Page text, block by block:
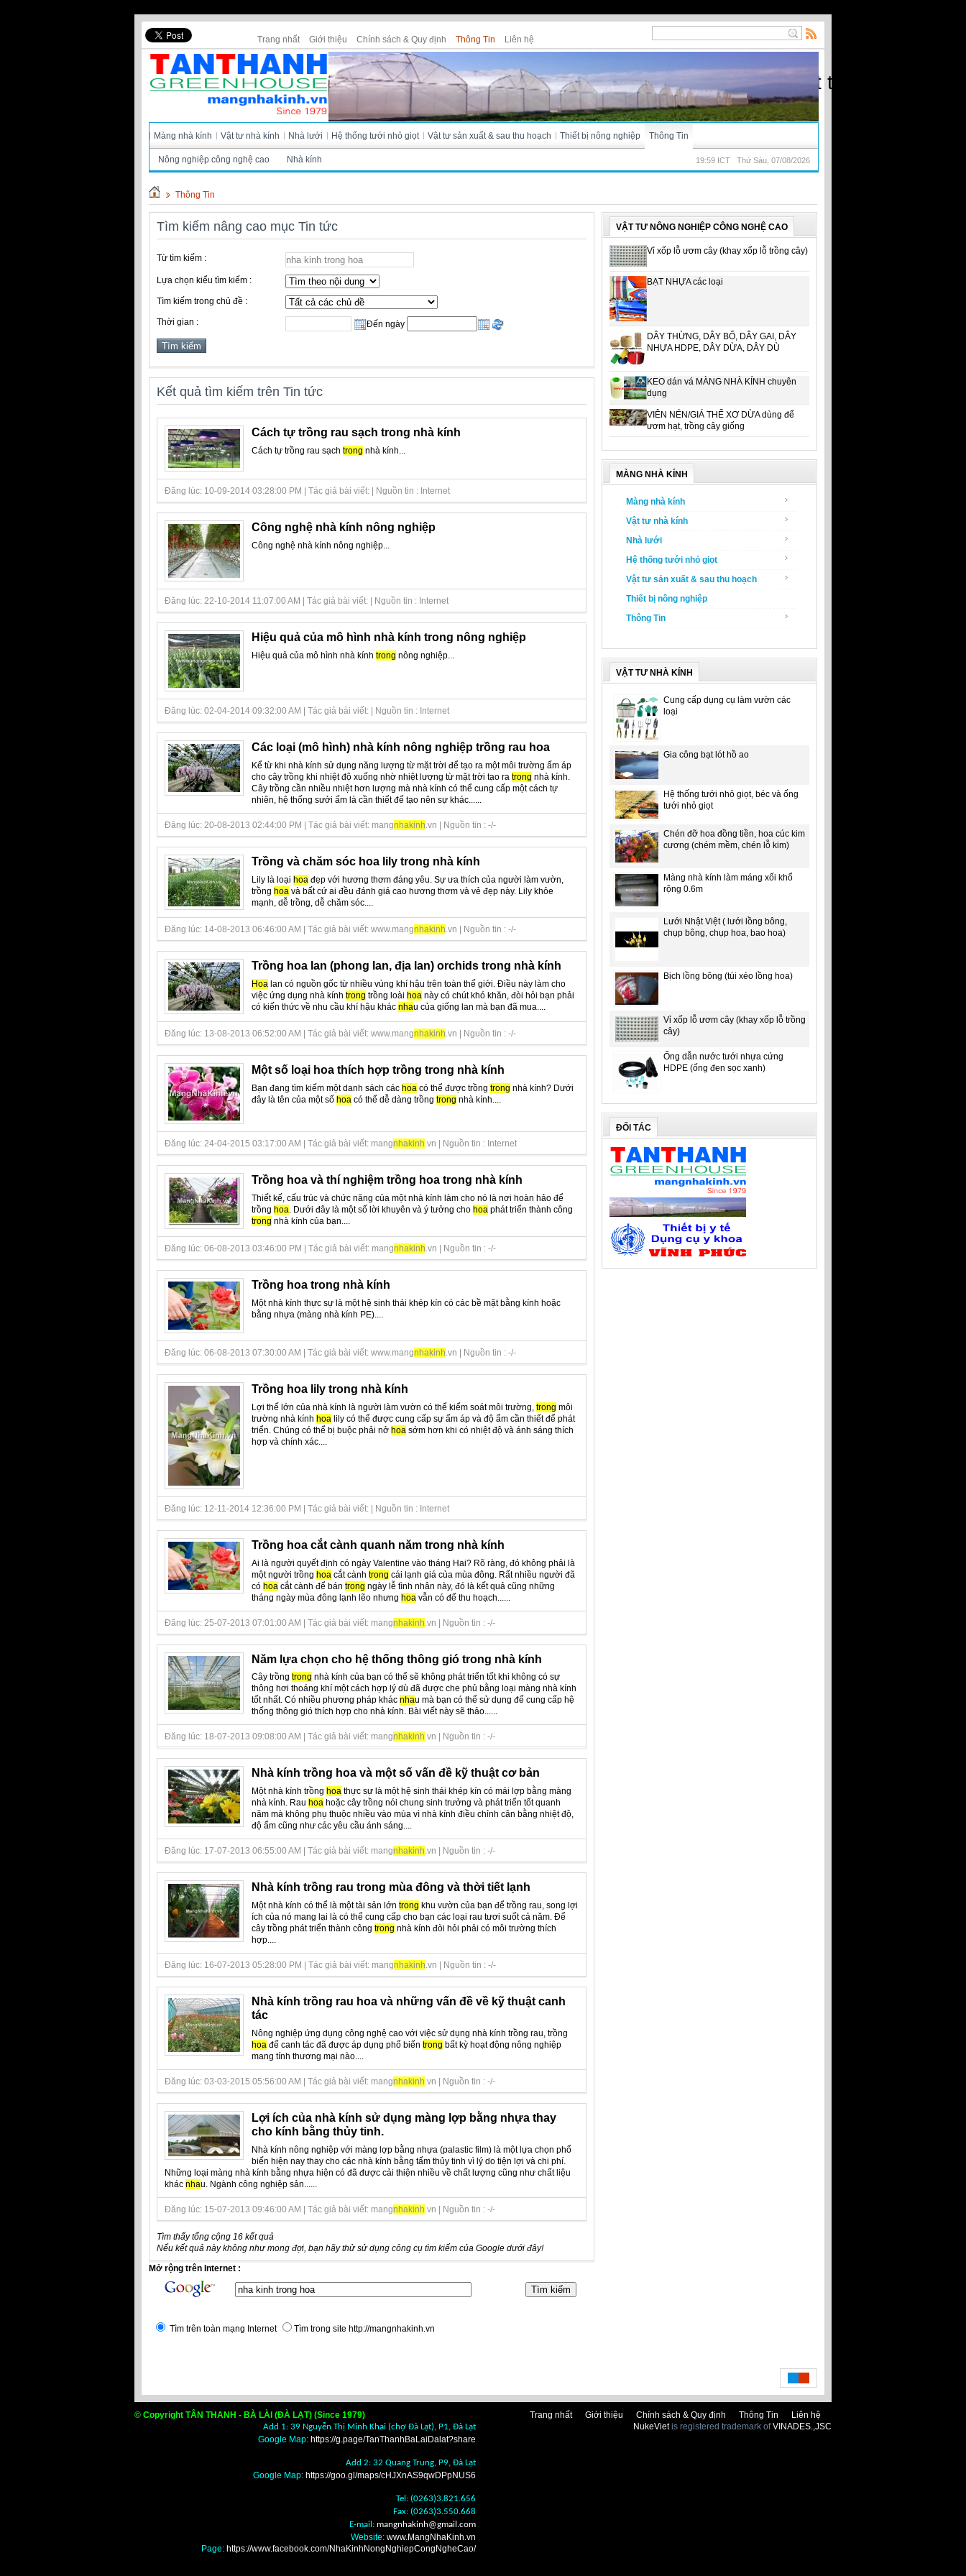
Trang nhất Giới thiệu Chính sách & Quy định Thông Tin Liên hệ
Cửa hàng Tân Thanh - Bà Lài (Đà Lạt) - Nhà kính, vật tư nông nghiệp
Màng nhà kính Vật tư nhà kính Nhà lưới Hệ thống tưới nhỏ giọt Vật tư sản xuất & sau thu hoạch Thiết bị nông nghiệp Thông Tin
Nông nghiệp công nghệ cao Nhà kính 19:59 ICT Thứ Sáu, 07/08/2026
Thông Tin
Tìm kiếm nâng cao mục Tin tức
Từ tìm kiếm :
Lựa chọn kiểu tìm kiếm :
Tìm kiếm trong chủ đề :
Thời gian : Đến ngày
Kết quả tìm kiếm trên Tin tức
Cách tự trồng rau sạch trong nhà kính
Cách tự trồng rau sạch trong nhà kính...
Đăng lúc: 10-09-2014 03:28:00 PM | Tác giả bài viết: | Nguồn tin : Internet
Công nghệ nhà kính nông nghiệp
Công nghệ nhà kính nông nghiệp...
Đăng lúc: 22-10-2014 11:07:00 AM | Tác giả bài viết: | Nguồn tin : Internet
Hiệu quả của mô hình nhà kính trong nông nghiệp
Hiệu quả của mô hình nhà kính trong nông nghiệp...
Đăng lúc: 02-04-2014 09:32:00 AM | Tác giả bài viết: | Nguồn tin : Internet
Các loại (mô hình) nhà kính nông nghiệp trồng rau hoa
Kể từ khi nhà kính sử dụng năng lượng từ mặt trời để tạo ra một môi trường ấm áp
cho cây trồng khi nhiệt độ xuống nhờ nhiệt lượng từ mặt trời tạo ra trong nhà kính.
Cây trồng cần nhiều nhiệt hơn lượng mà nhà kính có thể cung cấp một cách tự
nhiên, hệ thống sưởi ấm là cần thiết để tạo nên sự khác......
Đăng lúc: 20-08-2013 02:44:00 PM | Tác giả bài viết: mangnhakinh .vn | Nguồn tin : -/-
Trồng và chăm sóc hoa lily trong nhà kính
Lily là loại hoa đẹp với hương thơm đáng yêu. Sự ưa thích của người làm vườn,
trồng hoa và bất cứ ai đều đánh giá cao hương thơm và vẻ đẹp này. Lily khỏe
mạnh, dễ trồng, dễ chăm sóc....
Đăng lúc: 14-08-2013 06:46:00 AM | Tác giả bài viết: www.mangnhakinh .vn | Nguồn tin : -/-
Trồng hoa lan (phong lan, địa lan) orchids trong nhà kính
Hoa lan có nguồn gốc từ nhiều vùng khí hậu trên toàn thế giới. Điều này làm cho
việc ứng dụng nhà kính trong trồng loài hoa này có chút khó khăn, đòi hỏi bạn phải
có kiến ​​thức về nhu cầu khí hậu khác nhau của giống lan mà bạn đã mua....
Đăng lúc: 13-08-2013 06:52:00 AM | Tác giả bài viết: www.mangnhakinh .vn | Nguồn tin : -/-
Một số loại hoa thích hợp trồng trong nhà kính
Bạn đang tìm kiếm một danh sách các hoa có thể được trồng trong nhà kính? Dưới
đây là tên của một số hoa có thể dễ dàng trồng trong nhà kính....
Đăng lúc: 24-04-2015 03:17:00 AM | Tác giả bài viết: mangnhakinh .vn | Nguồn tin : Internet
Trồng hoa và thí nghiệm trồng hoa trong nhà kính
Thiết kế, cấu trúc và chức năng của một nhà kính làm cho nó là nơi hoàn hảo để
trồng hoa . Dưới đây là một số lời khuyên và ý tưởng cho hoa phát triển thành công
trong nhà kính của bạn....
Đăng lúc: 06-08-2013 03:46:00 PM | Tác giả bài viết: mangnhakinh .vn | Nguồn tin : -/-
Trồng hoa trong nhà kính
Một nhà kính thực sự là một hệ sinh thái khép kín có các bề mặt bằng kính hoặc
bằng nhựa (màng nhà kính PE)....
Đăng lúc: 06-08-2013 07:30:00 AM | Tác giả bài viết: www.mangnhakinh .vn | Nguồn tin : -/-
Trồng hoa lily trong nhà kính
Lợi thế lớn của nhà kính là người làm vườn có thể kiểm soát môi trường, trong môi
trường nhà kính hoa lily có thể được cung cấp sự ấm áp và độ ẩm cần thiết để phát
triển. Chúng có thể bị buộc phải nở hoa sớm hơn khi có nhiệt độ và ánh sáng thích
hợp và chính xác....
Đăng lúc: 12-11-2014 12:36:00 PM | Tác giả bài viết: | Nguồn tin : Internet
Trồng hoa cắt cành quanh năm trong nhà kính
Ai là người quyết định có ngày Valentine vào tháng Hai? Rõ ràng, đó không phải là
một người trồng hoa cắt cành trong cái lạnh giá của mùa đông. Rất nhiều người đã
có hoa cắt cành để bán trong ngày lễ tình nhân này, đó là kết quả cũng những
tháng ngày mùa đông lạnh lẽo nhưng hoa vẫn có để thu hoạch......
Đăng lúc: 25-07-2013 07:01:00 AM | Tác giả bài viết: mangnhakinh .vn | Nguồn tin : -/-
Năm lựa chọn cho hệ thống thông gió trong nhà kính
Cây trồng trong nhà kính của bạn có thể sẽ không phát triển tốt khi không có sự
thông hơi thoáng khí một cách hợp lý dù đã được che phủ bằng loại màng nhà kính
tốt nhất. Có nhiều phương pháp khác nhau mà bạn có thể sử dụng để cung cấp hệ
thống thông gió thích hợp cho nhà kính. Bài viết này sẽ thảo......
Đăng lúc: 18-07-2013 09:08:00 AM | Tác giả bài viết: mangnhakinh.vn | Nguồn tin : -/-
Nhà kính trồng hoa và một số vấn đề kỹ thuật cơ bản
Một nhà kính trồng hoathực sự là một hệ sinh thái khép kín có mái lợp bằng màng
nhà kính. Rau hoahoặc cây trồng nói chung sinh trưởng và phát triển tốt quanh
năm mà không phụ thuộc nhiều vào mùa vì nhà kính điều chỉnh cân bằng nhiệt độ,
độ ẩm cũng như các yêu cầu ánh sáng....
Đăng lúc: 17-07-2013 06:55:00 AM | Tác giả bài viết: mangnhakinh.vn | Nguồn tin : -/-
Nhà kính trồng rau trong mùa đông và thời tiết lạnh
Một nhà kính có thể là một tài sản lớn trong khu vườn của bạn để trồng rau, song lợi
ích của nó mang lại là có thể cung cấp cho bạn các loại rau tươi suốt cả năm. Để
cây trồng phát triển thành công trong nhà kính đòi hỏi phải có môi trường thích
hợp....
Đăng lúc: 16-07-2013 05:28:00 PM | Tác giả bài viết: mangnhakinh.vn | Nguồn tin : -/-
Nhà kính trồng rau hoa và những vấn đề về kỹ thuật canh
tác
Nông nghiệp ứng dụng công nghệ cao với việc sử dụng nhà kính trồng rau, trồng
hoa để canh tác đã được áp dụng phổ biến trong bất kỳ hoạt động nông nghiệp
mang tính thương mại nào....
Đăng lúc: 03-03-2015 05:56:00 AM | Tác giả bài viết: mangnhakinh .vn | Nguồn tin : -/-
Lợi ích của nhà kính sử dụng màng lợp bằng nhựa thay
cho kính bằng thủy tinh.
Nhà kính nông nghiệp với màng lợp bằng nhựa (palastic film) là một lựa chọn phổ
biến hiện nay thay cho các nhà kính bằng tấm thủy tinh vì lý do tiện lợi và chi phí.
Những loại màng nhà kính bằng nhựa hiện có đã được cải thiện nhiều về chất lượng cũng như chất liệu
khác nhau. Ngành công nghiệp sản......
Đăng lúc: 15-07-2013 09:46:00 AM | Tác giả bài viết: mangnhakinh .vn | Nguồn tin : -/-
Tìm thấy tổng cộng 16 kết quả
Nếu kết quả này không như mong đợi, bạn hãy thử sử dụng công cụ tìm kiếm của Google dưới đây!
Mở rộng trên Internet :
Tìm trên toàn mạng Internet Tìm trong site http://mangnhakinh.vn
VẬT TƯ NÔNG NGHIỆP CÔNG NGHỆ CAO
Vỉ xốp lỗ ươm cây (khay xốp lỗ trồng cây)
BẠT NHỰA các loại
DÂY THỪNG, DÂY BỐ, DÂY GAI, DÂY
NHỰA HDPE, DÂY DỪA, DÂY DÙ
KEO dán vá MÀNG NHÀ KÍNH chuyên
dụng
VIÊN NÉN/GIÁ THỂ XƠ DỪA dùng để
ươm hạt, trồng cây giống
MÀNG NHÀ KÍNH
Màng nhà kính
Vật tư nhà kính
Nhà lưới
Hệ thống tưới nhỏ giọt
Vật tư sản xuất & sau thu hoạch
Thiết bị nông nghiệp
Thông Tin
VẬT TƯ NHÀ KÍNH
Cung cấp dụng cụ làm vườn các
loại
Gia công bạt lót hồ ao
Hệ thống tưới nhỏ giọt, béc và ống
tưới nhỏ giọt
Chén đỡ hoa đồng tiền, hoa cúc kim
cương (chém mềm, chén lỗ kim)
Màng nhà kính làm máng xối khổ
rộng 0.6m
Lưới Nhật Việt ( lưới lồng bông,
chụp bông, chụp hoa, bao hoa)
Bịch lồng bông (túi xéo lồng hoa)
Vỉ xốp lỗ ươm cây (khay xốp lỗ trồng
cây)
Ống dẫn nước tưới nhựa cứng
HDPE (ống đen sọc xanh)
ĐỐI TÁC
© Copyright TÂN THANH - BÀ LÀI (ĐÀ LẠT) (Since 1979)
Add 1: 39 Nguyễn Thị Minh Khai (chợ Đà Lạt), P1, Đà Lạt
Google Map: https://g.page/TanThanhBaLaiDalat?share
Add 2: 32 Quang Trung, P9, Đà Lạt
Google Map: https://goo.gl/maps/cHJXnAS9qwDPpNUS6
Tel: (0263)3.821.656
Fax: (0263)3.550.668
E-mail: mangnhakinh@gmail.com
Website: www.MangNhaKinh.vn
Page: https://www.facebook.com/NhaKinhNongNghiepCongNgheCao/
Trang nhất Giới thiệu Chính sách & Quy định Thông Tin
Liên hệ
NukeVietis registered trademark ofVINADES.,JSC